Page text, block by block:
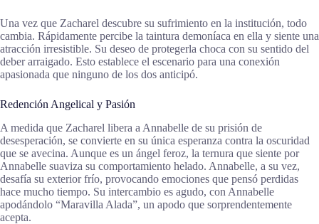
Una vez que Zacharel descubre su sufrimiento en la institución, todo
cambia. Rápidamente percibe la taintura demoníaca en ella y siente una
atracción irresistible. Su deseo de protegerla choca con su sentido del
deber arraigado. Esto establece el escenario para una conexión
apasionada que ninguno de los dos anticipó.
Redención Angelical y Pasión
A medida que Zacharel libera a Annabelle de su prisión de
desesperación, se convierte en su única esperanza contra la oscuridad
que se avecina. Aunque es un ángel feroz, la ternura que siente por
Annabelle suaviza su comportamiento helado. Annabelle, a su vez,
desafía su exterior frío, provocando emociones que pensó perdidas
hace mucho tiempo. Su intercambio es agudo, con Annabelle
apodándolo “Maravilla Alada”, un apodo que sorprendentemente
acepta.